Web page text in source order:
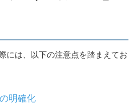
には、以下の注意点を踏まえてお
明確化